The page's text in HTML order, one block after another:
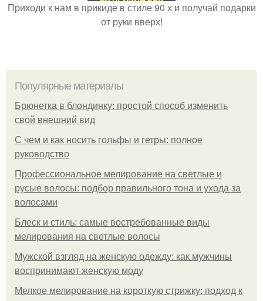
Приходи к нам в прикиде в стиле 90 х и получай подарки
от руки вверх!
Популярные материалы
Брюнетка в блондинку: простой способ изменить
свой внешний вид
С чем и как носить гольфы и гетры: полное
руководство
Профессиональное мелирование на светлые и
русые волосы: подбор правильного тона и ухода за
волосами
Блеск и стиль: самые востребованные виды
мелирования на светлые волосы
Мужской взгляд на женскую одежду: как мужчины
воспринимают женскую моду
Мелкое мелирование на короткую стрижку: подход к